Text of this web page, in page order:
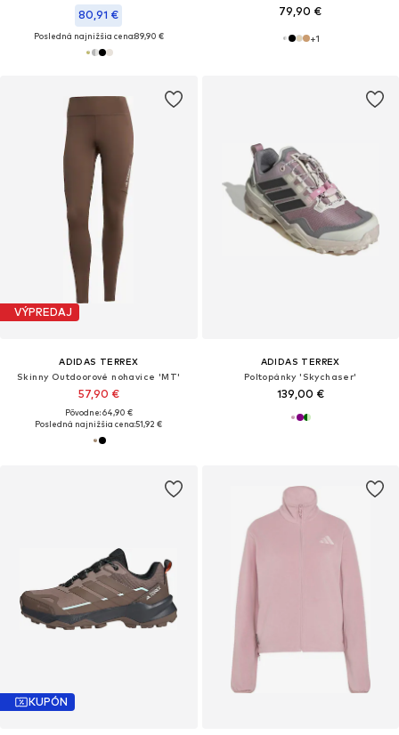
80,91 €
Posledná najnižšia cena:89,90 €
79,90 €
+1
VÝPREDAJ
ADIDAS TERREX
Skinny Outdoorové nohavice 'MT'
57,90 €
Pôvodne: 64,90 €
Posledná najnižšia cena:51,92 €
ADIDAS TERREX
Poltopánky 'Skychaser'
139,00 €
KUPÓN